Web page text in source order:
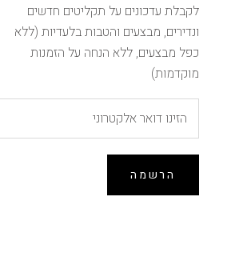
לקבלת עדכונים על תקליטים חדשים
ונדירים, מבצעים והטבות בלעדיות (ללא
כפל מבצעים, ללא הנחה על הזמנות
מוקדמות)
הרשמה